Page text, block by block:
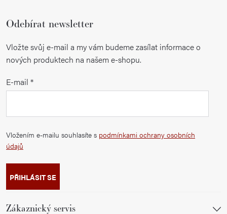
Odebírat newsletter
Vložte svůj e-mail a my vám budeme zasílat informace o
nových produktech na našem e-shopu.
E-mail
Vložením e-mailu souhlasíte s podmínkami ochrany osobních
údajů
PŘIHLÁSIT SE
Zákaznický servis